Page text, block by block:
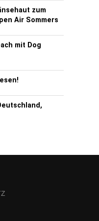
zum
Air Sommers
mit Dog